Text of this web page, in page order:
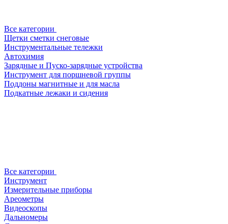
Все категории
Щетки сметки снеговые
Инструментальные тележки
Автохимия
Зарядные и Пуско-зарядные устройства
Инструмент для поршневой группы
Поддоны магнитные и для масла
Подкатные лежаки и сидения
Все категории
Инструмент
Измерительные приборы
Ареометры
Видеоскопы
Дальномеры